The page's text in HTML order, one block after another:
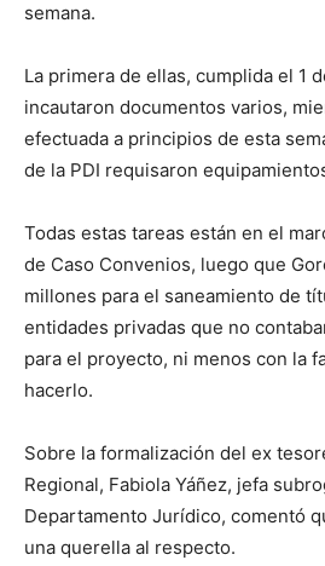
semana.
La primera de ellas, cumplida el 1
incautaron documentos varios,
efectuada a principios de esta
de la PDI requisaron
Todas estas tareas están en el
de Caso Convenios, luego que
millones para el saneamiento de
entidades privadas que no
para el proyecto, ni menos con la
hacerlo.
Sobre la formalización del ex
Regional, Fabiola Yáñez, jefa
Departamento Jurídico, comentó
una querella al respecto.